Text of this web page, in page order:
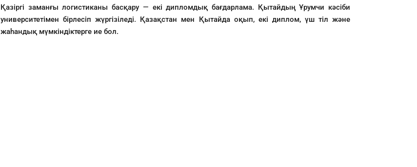
Қазіргі заманғы логистиканы басқару — екі дипломдық бағдарлама. Қытайдың Ұрумчи кәсіби
университетімен бірлесіп жүргізіледі. Қазақстан мен Қытайда оқып, екі диплом, үш тіл және
жаһандық мүмкіндіктерге ие бол.